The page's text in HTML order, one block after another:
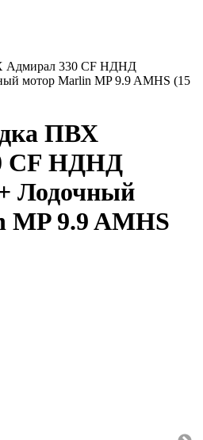
Адмирал 330 CF НДНД
мотор Marlin MP 9.9 AMHS (15
ПВХ
CF НДНД
Лодочный
9.9 AMHS